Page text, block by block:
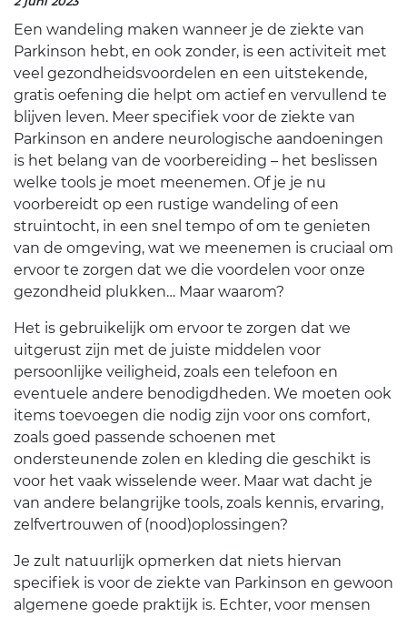
Een wandeling maken wanneer je de ziekte van
Parkinson hebt, en ook zonder, is een activiteit met
veel gezondheidsvoordelen en een uitstekende,
gratis oefening die helpt om actief en vervullend te
blijven leven. Meer specifiek voor de ziekte van
Parkinson en andere neurologische aandoeningen
is het belang van de voorbereiding – het beslissen
welke tools je moet meenemen. Of je je nu
voorbereidt op een rustige wandeling of een
struintocht, in een snel tempo of om te genieten
van de omgeving, wat we meenemen is cruciaal om
ervoor te zorgen dat we die voordelen voor onze
gezondheid plukken… Maar waarom?
Het is gebruikelijk om ervoor te zorgen dat we
uitgerust zijn met de juiste middelen voor
persoonlijke veiligheid, zoals een telefoon en
eventuele andere benodigdheden. We moeten ook
items toevoegen die nodig zijn voor ons comfort,
zoals goed passende schoenen met
ondersteunende zolen en kleding die geschikt is
voor het vaak wisselende weer. Maar wat dacht je
van andere belangrijke tools, zoals kennis, ervaring,
zelfvertrouwen of (nood)oplossingen?
Je zult natuurlijk opmerken dat niets hiervan
specifiek is voor de ziekte van Parkinson en gewoon
algemene goede praktijk is. Echter, voor mensen